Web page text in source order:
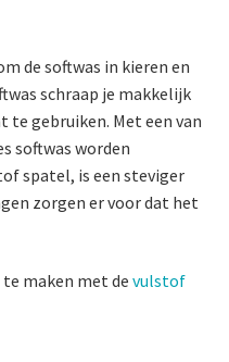
de softwas in kieren en
schraap je makkelijk
te gebruiken. Met een van
softwas worden
spatel, is een steviger
zorgen er voor dat het
maken met devulstof